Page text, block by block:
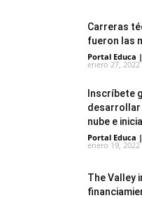
Carreras
fueron las
Portal Educa
enero 27, 2022
Inscríbete
desarrollar
nube e
Portal Educa
enero 19, 2022
The Valley